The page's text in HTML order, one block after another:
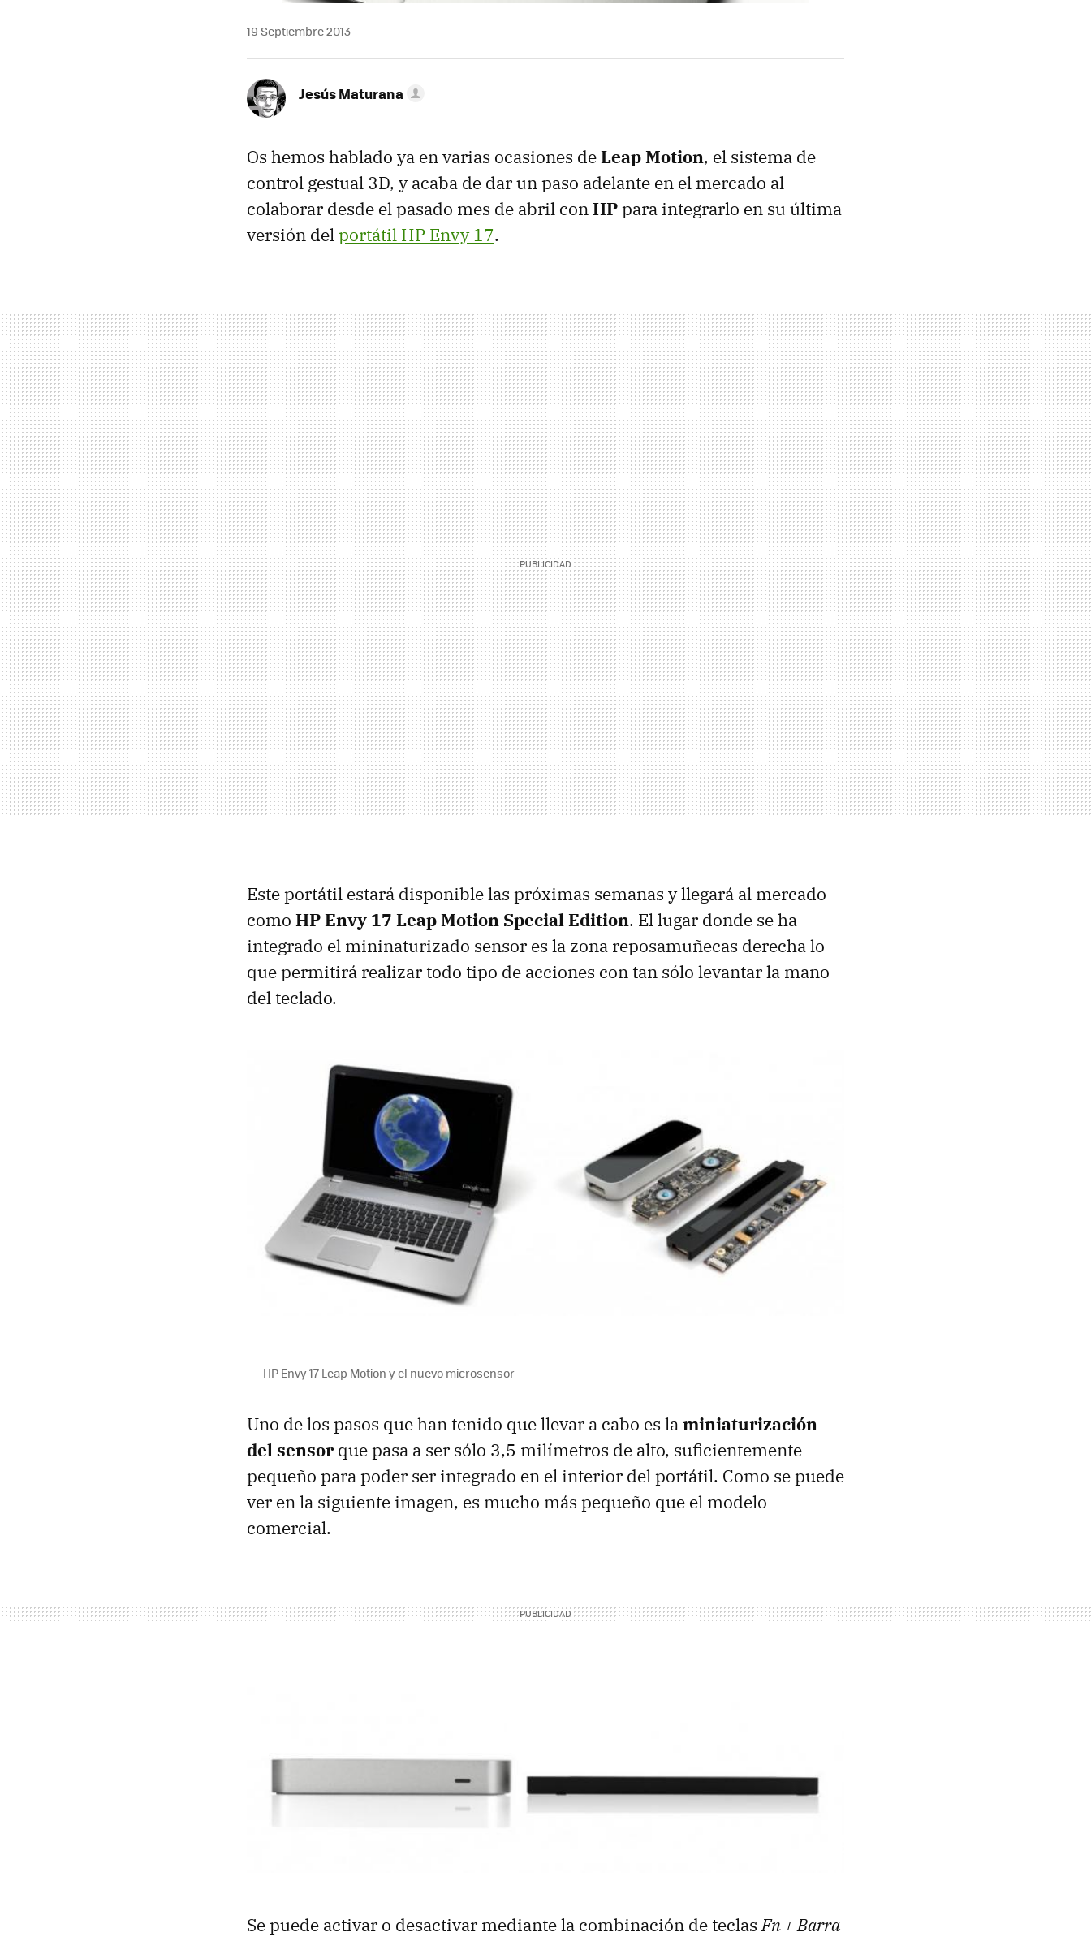
19 Septiembre 2013
Jesús Maturana
Os hemos hablado ya en varias ocasiones deLeap Motion, el sistema de
control gestual 3D, y acaba de dar un paso adelante en el mercado al
colaborar desde el pasado mes de abril conHPpara integrarlo en su última
versión delportátil HP Envy 17.
Este portátil estará disponible las próximas semanas y llegará al mercado
como HP Envy 17 Leap Motion Special Edition. El lugar donde se ha
integrado el mininaturizado sensor es la zona reposamuñecas derecha lo
que permitirá realizar todo tipo de acciones con tan sólo levantar la mano
del teclado.
HP Envy 17 Leap Motion y el nuevo microsensor
Uno de los pasos que han tenido que llevar a cabo es laminiaturización
del sensor que pasa a ser sólo 3,5 milímetros de alto, suficientemente
pequeño para poder ser integrado en el interior del portátil. Como se puede
ver en la siguiente imagen, es mucho más pequeño que el modelo
comercial.
Se puede activar o desactivar mediante la combinación de teclasFn + Barra